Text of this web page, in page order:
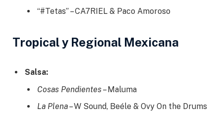
“#Tetas” – CA7RIEL & Paco Amoroso
Tropical y Regional Mexicana
Salsa:
Cosas Pendientes – Maluma
La Plena– W Sound, Beéle & Ovy On the Drums